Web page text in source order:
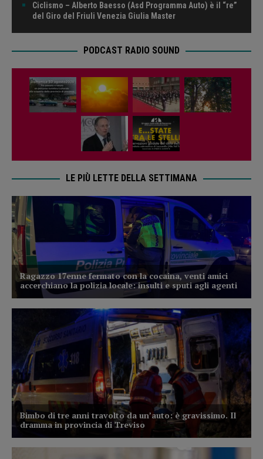
Ciclismo – Alberto Baesso (Asd Programma Auto) è il “re”
del Giro del Friuli Venezia Giulia Master
PODCAST RADIO SOUND
LE PIÙ LETTE DELLA SETTIMANA